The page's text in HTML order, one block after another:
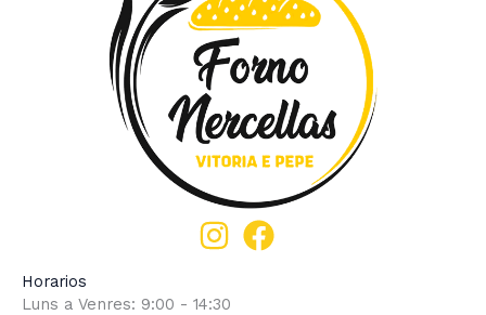
Horarios
Luns a Venres: 9:00 - 14:30